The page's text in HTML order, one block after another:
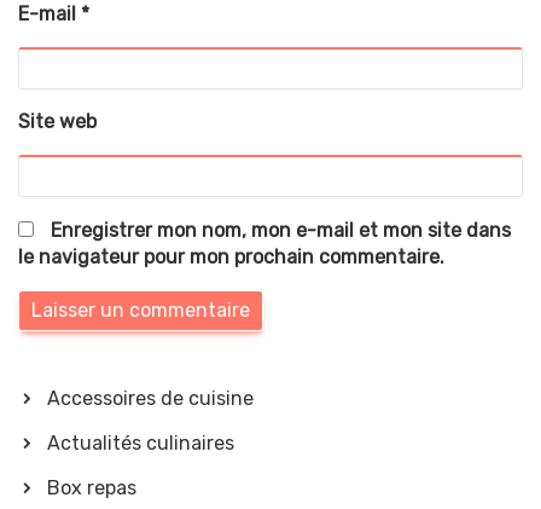
E-mail *
Site web
Enregistrer mon nom, mon e-mail et mon site dans
le navigateur pour mon prochain commentaire.
Accessoires de cuisine
Actualités culinaires
Box repas